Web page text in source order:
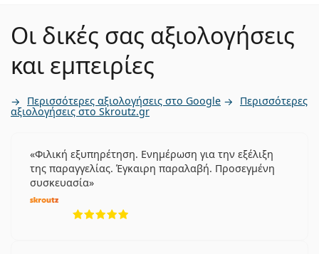
Οι δικές σας αξιολογήσεις
και εμπειρίες
Περισσότερες αξιολογήσεις στο Google Περισσότερες
αξιολογήσεις στο Skroutz.gr
Φιλική εξυπηρέτηση. Ενημέρωση για την εξέλιξη
της παραγγελίας. Έγκαιρη παραλαβή. Προσεγμένη
συσκευασία